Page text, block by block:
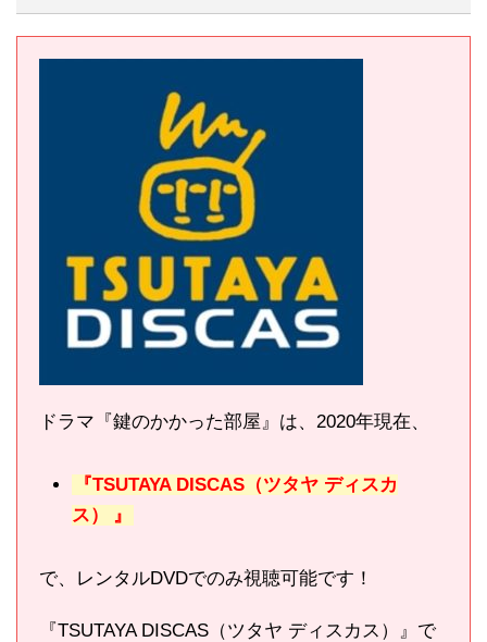
ドラマ『鍵のかかった部屋』は、2020年現在、
『TSUTAYA DISCAS（ツタヤ ディスカ
ス）
』
で、レンタルDVDでのみ視聴可能です！
『TSUTAYA DISCAS（ツタヤ ディスカス）』で